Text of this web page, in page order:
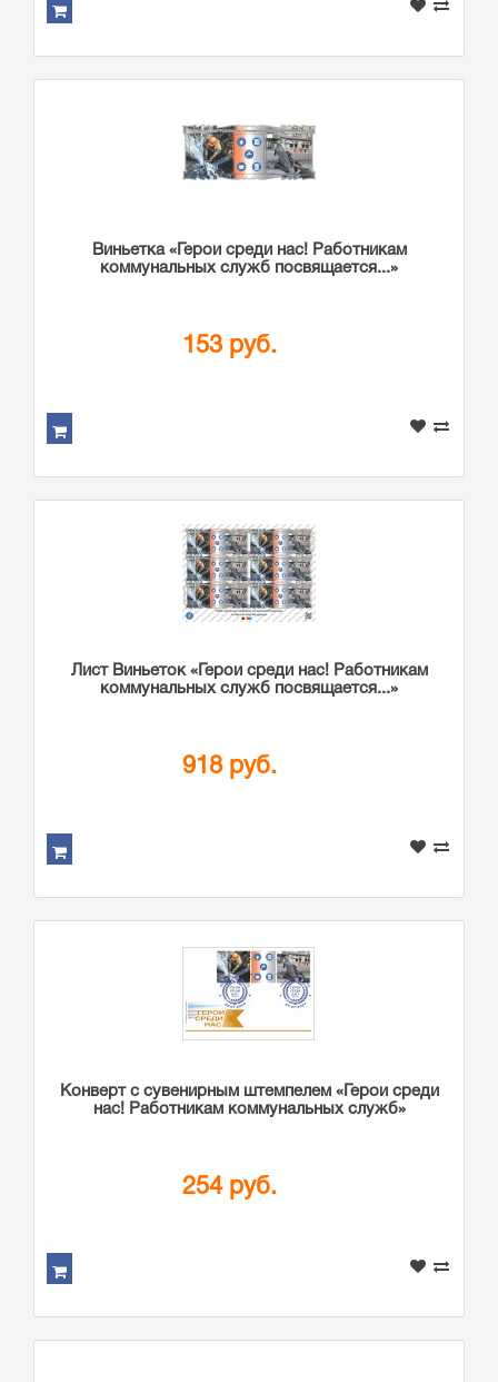
Виньетка «Герои среди нас! Работникам
коммунальных служб посвящается...»
153 руб.
Лист Виньеток «Герои среди нас! Работникам
коммунальных служб посвящается...»
918 руб.
Конверт с сувенирным штемпелем «Герои среди
нас! Работникам коммунальных служб»
254 руб.